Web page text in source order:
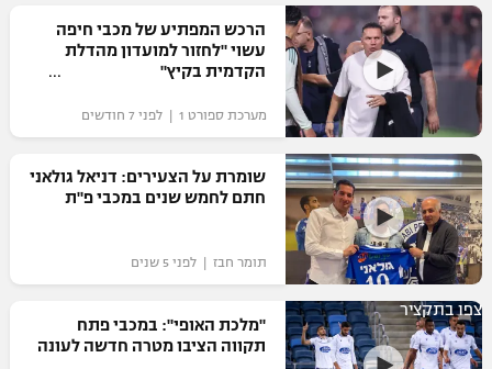
"מעל הליגה" – פודקאסט
"מחצית בשכונה" – פודקאסט
משתתפים וזוכים בפרסים
תקנון משתתפים וזוכים בפרסים
תקנון עבור פעילות אלקטרה
תקנון עבור פעילות ספורט 1 – "מרלן"
טניס
גיימינג E-Sports
בני יהודה
ליגות נוספות
UFC
היאבקות WWE
אופניים
ספורט מוטורי
כדורמים
פוטבול אמריקאי NFL
בייסבול MLB
הרכש המפתיע של מכבי חיפה
עשוי "לחזור למועדון מהדלת
הקדמית בקיץ"
מערכת ספורט 1 | לפני 7 חודשים
שומרת על הצעירים: דניאל גולאני
חתם לחמש שנים במכבי פ"ת
תומר חבז | לפני 5 שנים
צפו בתקציר
"מלכת האופי": במכבי פתח
תקווה הציבו מטרה חדשה לעונה